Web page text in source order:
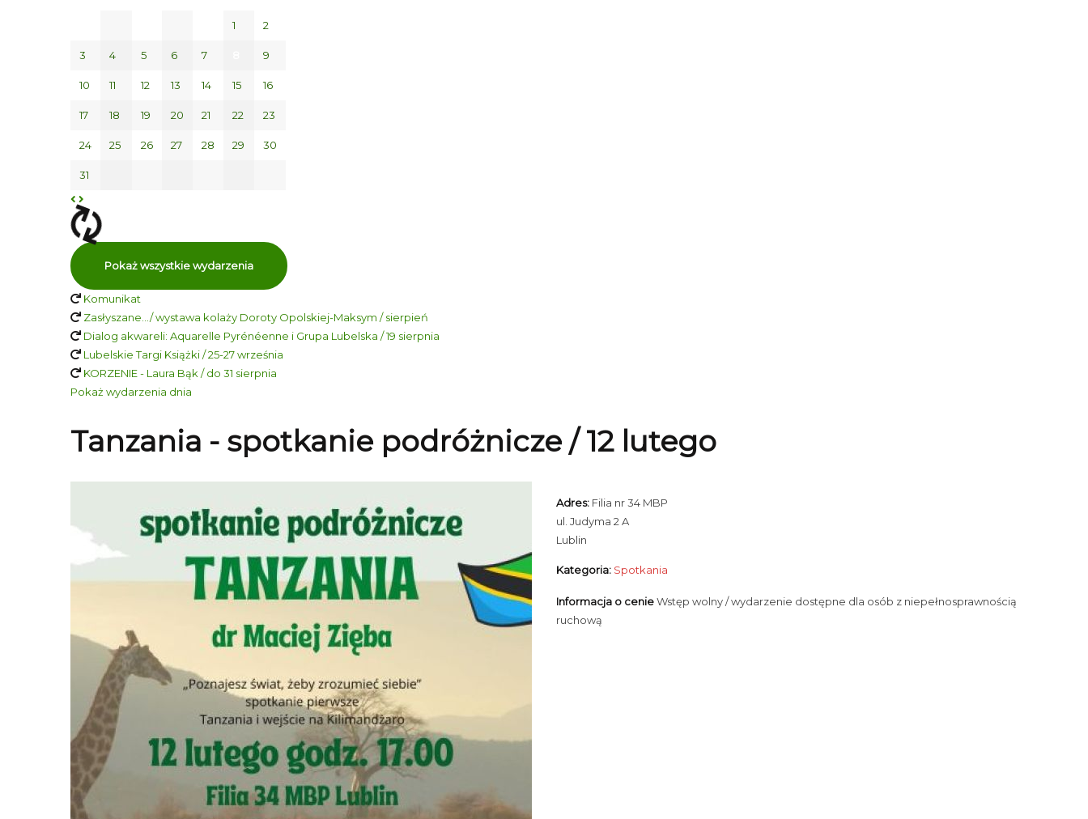
1 2
3 4 5 6 7 9
10 11 12 13 14 15 16
17 18 19 20 21 22 23
24 25 26 27 28 29 30
31
Pokaż wszystkie wydarzenia
Komunikat
Zasłyszane…/ wystawa kolaży Doroty Opolskiej-Maksym / sierpień
Dialog akwareli: Aquarelle Pyrénéenne i Grupa Lubelska / 19 sierpnia
Lubelskie Targi Książki / 25-27 września
KORZENIE - Laura Bąk / do 31 sierpnia
Pokaż wydarzenia dnia
Tanzania - spotkanie podróżnicze / 12 lutego
Adres: Filia nr 34 MBP
ul. Judyma 2 A
Lublin
Kategoria: Spotkania
Informacja o cenieWstęp wolny / wydarzenie dostępne dla osób z niepełnosprawnością
ruchową